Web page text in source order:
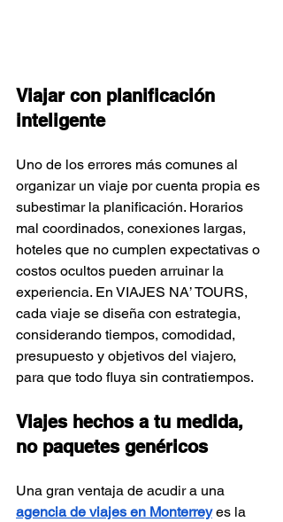
Viajar con planificación
inteligente
Uno de los errores más comunes al
organizar un viaje por cuenta propia es
subestimar la planificación. Horarios
mal coordinados, conexiones largas,
hoteles que no cumplen expectativas o
costos ocultos pueden arruinar la
experiencia. En VIAJES NA’ TOURS,
cada viaje se diseña con estrategia,
considerando tiempos, comodidad,
presupuesto y objetivos del viajero,
para que todo fluya sin contratiempos.
Viajes hechos a tu medida,
no paquetes genéricos
Una gran ventaja de acudir a una
agencia de viajes en Monterrey es la